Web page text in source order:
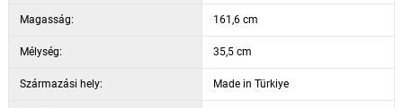
Magasság: 161,6 cm
Mélység: 35,5 cm
Származási hely: Made in Türkiye